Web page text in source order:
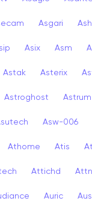
Asgari
Asix Asm
Astak Asterix
Astroghost Astrum
Asw-006
Athome Atis
Attichd Attn
Auric